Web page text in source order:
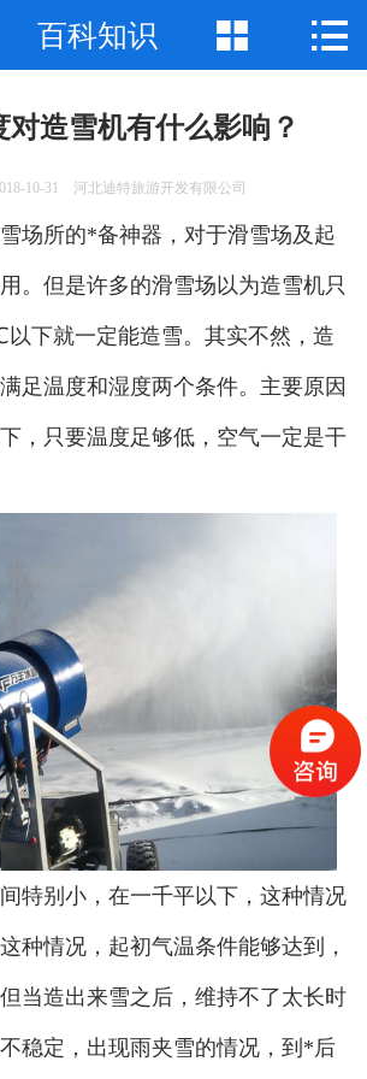
网站首页
应用案例
联系我们
百科知识  
对造雪机有什么影响？
10-31 河北迪特旅游开发有限公司
场所的*备神器，对于滑雪场及起
。但是许多的滑雪场以为造雪机只
下就一定能造雪。其实不然，造
足温度和湿度两个条件。主要原因
，只要温度足够低，空气一定是干
特别小，在一千平以下，这种情况
种情况，起初气温条件能够达到，
当造出来雪之后，维持不了太长时
稳定，出现雨夹雪的情况，到*后